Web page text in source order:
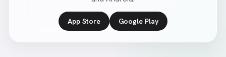
App Store Google Play